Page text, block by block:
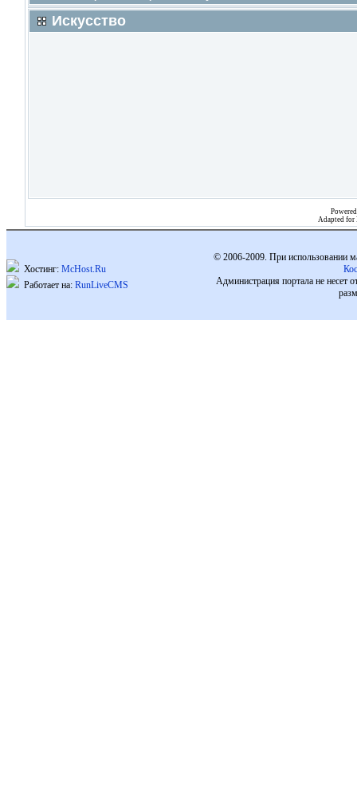
Искусство
Adapted for
Хостинг: McHost.Ru
Работает на: RunLiveCMS
© 2006-2009. При использовании
Администрация портала не несет